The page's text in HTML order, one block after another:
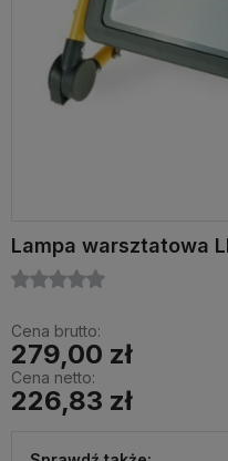
Lampa warsztatowa
Cena brutto:
279,00 zł
Cena netto:
226,83 zł